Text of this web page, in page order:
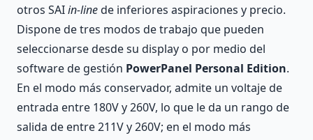
otros SAIin-linede inferiores aspiraciones y precio.
Dispone de tres modos de trabajo que pueden
seleccionarse desde su display o por medio del
software de gestión PowerPanel Personal Edition.
En el modo más conservador, admite un voltaje de
entrada entre 180V y 260V, lo que le da un rango de
salida de entre 211V y 260V; en el modo más